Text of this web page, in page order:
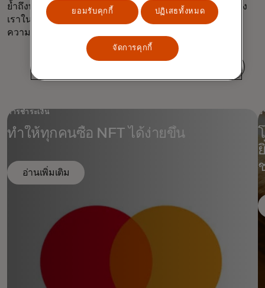
ย้ำถึงพลังของเครือข่ายระดับโลกของเรา และใช้จุดแข็งของ
เราในด้านการปกป้องข้อมูลส่วนบุคคล สกุลเงินดิจิทัล และ
ความไว้วางใจของผู้บริโภค
การชำระเงิน
ทำให้ทุกคนซื้อ NFT ได้ง่ายขึ้น
อ่านเพิ่มเติม
ยอมรับคุกกี้ ปฏิเสธทั้งหมด
จัดการคุกกี้